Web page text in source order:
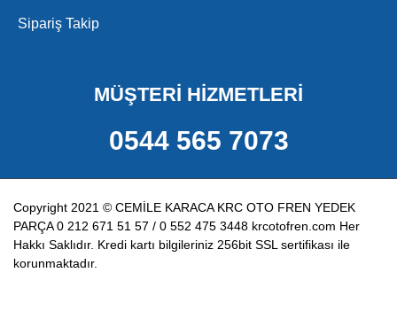
Sipariş Takip
MÜŞTERİ HİZMETLERİ
0544 565 7073
Copyright 2021 © CEMİLE KARACA KRC OTO FREN YEDEK
PARÇA 0 212 671 51 57 / 0 552 475 3448 krcotofren.com Her
Hakkı Saklıdır. Kredi kartı bilgileriniz 256bit SSL sertifikası ile
korunmaktadır.